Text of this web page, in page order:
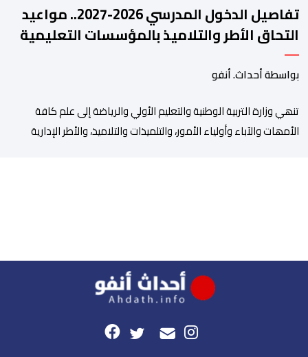
تفاصيل الدخول المدرسي 2026-2027.. مواعيد
التحاق الأطر والتلاميذ بالمؤسسات التعليمية
بواسطة أحداث. أنفو
تنھي وزارة التربیة الوطنیة والتعلیم الأولي والریاضة إلى علم كافة
الأمھات والآباء وأولیاء الأمور، والتلمیذات والتلامیذ، والأطر الإداریة